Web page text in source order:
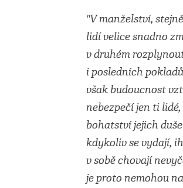
"V manželství,
lidí velice snadno
v druhém
i posledních
však budoucnost
nebezpečí jen ti
bohatství jejich
kdykoliv se vydají,
v sobě chovají
je proto nemohou